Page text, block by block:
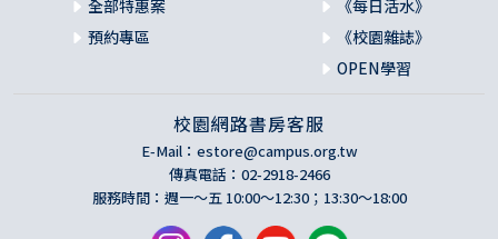
全部特惠案
預約專區
《每日活水》
《校園雜誌》
OPEN學習
校園網路書房客服
E-Mail： estore@campus.org.tw
傳真電話：02-2918-2466
服務時間：週一～五 10:00～12:30；13:30～18:00